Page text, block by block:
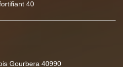
40
Gourbera 40990